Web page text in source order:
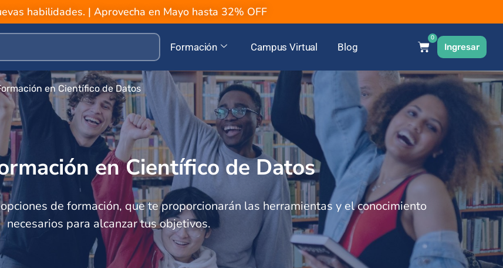
habilidades. | Aprovecha en Mayo hasta 32% OFF
Formación Campus Virtual Blog
0
Ingresar
en Científico de Datos
en Científico de Datos
de formación, que te proporcionarán las herramientas y el conocimiento
necesarios para alcanzar tus objetivos.